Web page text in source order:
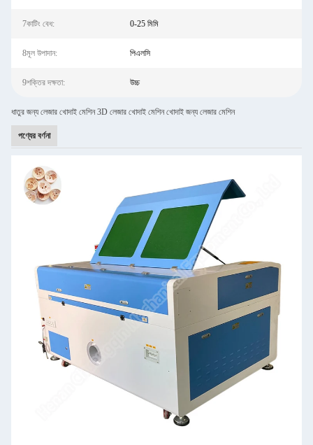
7কাটিং বেধ: 0-25 মিমি
8মূল উপাদান: পিএলসি
9শক্তির দক্ষতা: উচ্চ
ধাতুর জন্য লেজার খোদাই মেশিন 3D লেজার খোদাই মেশিন খোদাই জন্য লেজার মেশিন
পণ্যের বর্ণনা